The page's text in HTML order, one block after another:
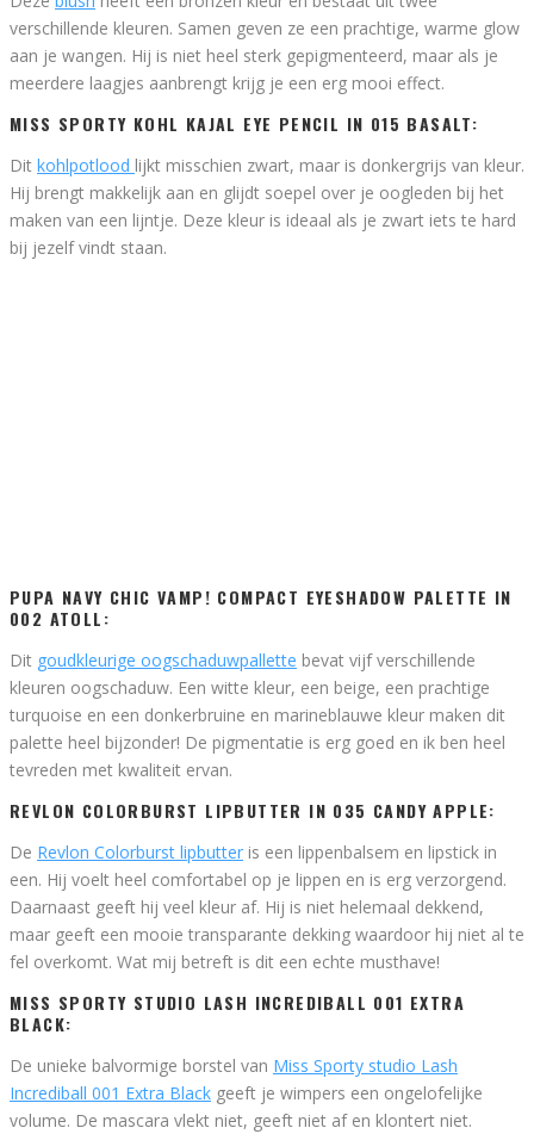
verschillende kleuren. Samen geven ze een prachtige, warme glow
aan je wangen. Hij is niet heel sterk gepigmenteerd, maar als je
meerdere laagjes aanbrengt krijg je een erg mooi effect.
MISS SPORTY KOHL KAJAL EYE PENCIL IN 015 BASALT:
Dit kohlpotlood lijkt misschien zwart, maar is donkergrijs van kleur.
Hij brengt makkelijk aan en glijdt soepel over je oogleden bij het
maken van een lijntje. Deze kleur is ideaal als je zwart iets te hard
bij jezelf vindt staan.
PUPA NAVY CHIC VAMP! COMPACT EYESHADOW PALETTE IN
002 ATOLL:
Dit goudkleurige oogschaduwpallette bevat vijf verschillende
kleuren oogschaduw. Een witte kleur, een beige, een prachtige
turquoise en een donkerbruine en marineblauwe kleur maken dit
palette heel bijzonder! De pigmentatie is erg goed en ik ben heel
tevreden met kwaliteit ervan.
REVLON COLORBURST LIPBUTTER IN 035 CANDY APPLE:
De Revlon Colorburst lipbutter is een lippenbalsem en lipstick in
een. Hij voelt heel comfortabel op je lippen en is erg verzorgend.
Daarnaast geeft hij veel kleur af. Hij is niet helemaal dekkend,
maar geeft een mooie transparante dekking waardoor hij niet al te
fel overkomt. Wat mij betreft is dit een echte musthave!
MISS SPORTY STUDIO LASH INCREDIBALL 001 EXTRA
BLACK:
De unieke balvormige borstel van Miss Sporty studio Lash
Incrediball 001 Extra Black geeft je wimpers een ongelofelijke
volume. De mascara vlekt niet, geeft niet af en klontert niet.